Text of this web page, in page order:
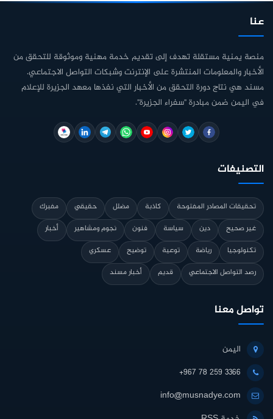
عنا
منصة يمنية مستقلة تهدف إلى تقديم خدمة مهنية وموثوقة للتحقق من
الأخبار والمعلومات المنتشرة على الإنترنت وشبكات التواصل الاجتماعي.
مسند هي نتاج دورة التحقق من الأخبار التي نفذها معهد الجزيرة للإعلام
في اليمن ضمن مبادرة "سفراء الجزيرة".
التصنيفات
تحقيقات المصادر المفتوحة كاذبة مضلل حقيقي
مفبرك
غير صحيح
دين سياسة فنون نجوم ومشاهير
أخبار
تكنولوجيا
رياضة توعية توضيح
عسكري
رصد التواصل الاجتماعي
قديم أخبار مسند
تواصل معنا
اليمن
+967 78 259 3366
info@musnadye.com